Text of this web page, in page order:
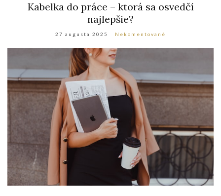
Kabelka do práce – ktorá sa osvedčí
najlepšie?
27 augusta 2025 Nekomentované